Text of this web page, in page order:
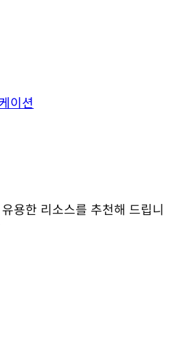
이션
용한 리소스를 추천해 드립니